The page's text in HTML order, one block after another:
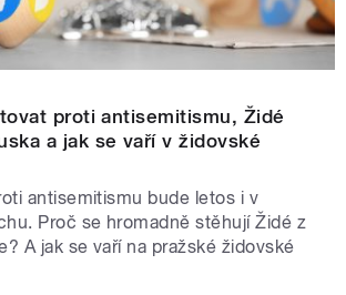
proti antisemitismu, Židé
a jak se vaří v židovské
antisemitismu bude letos i v
Proč se hromadně stěhují Židé z
A jak se vaří na pražské židovské